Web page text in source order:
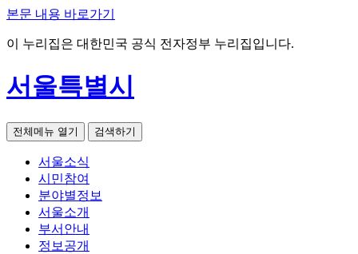
본문 내용 바로가기
이 누리집은 대한민국 공식 전자정부 누리집입니다.
서울특별시
전체메뉴 열기 검색하기
서울소식
시민참여
분야별정보
서울소개
부서안내
정보공개